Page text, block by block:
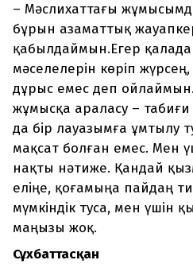
– Мәслихаттағы
бұрын азаматтық
қабылдаймын.Егер
мәселелерін көріп
дұрыс емес деп
жұмысқа араласу –
да бір лауазымға ұмтылу
мақсат болған емес. Мен
нақты нәтиже. Қандай
еліңе, қоғамыңа пайдаң
мүмкіндік туса, мен үшін
маңызы жоқ.
Сұхбаттасқан